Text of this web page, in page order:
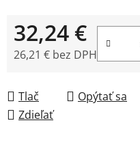
32,24 €
26,21 € bez DPH
Tlač Opýtať sa
Zdieľať